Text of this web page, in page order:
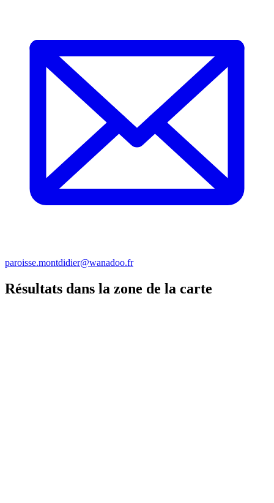
paroisse.montdidier@wanadoo.fr
Résultats dans la zone de la carte